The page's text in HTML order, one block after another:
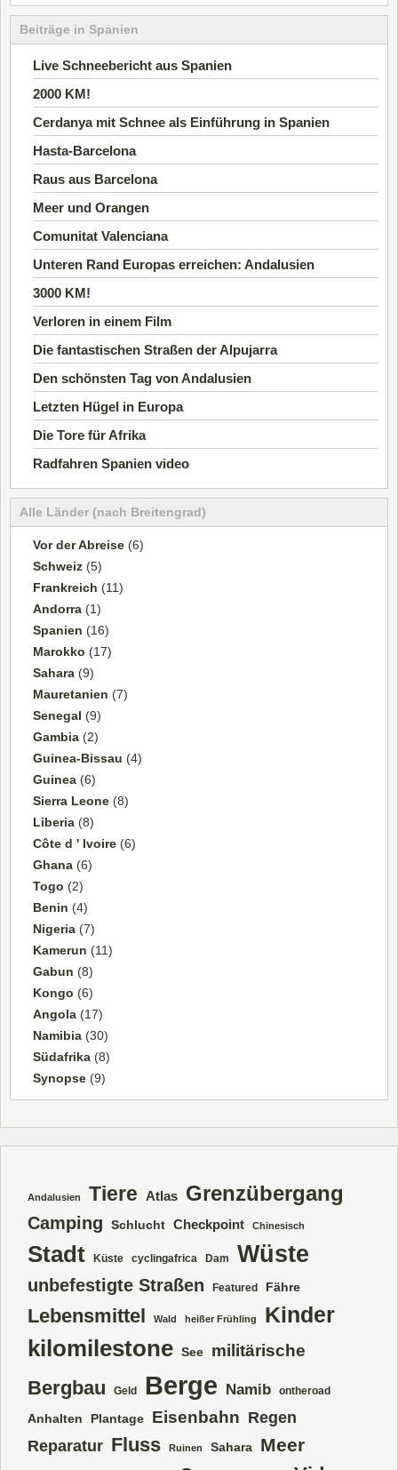
Beiträge in Spanien
Live Schneebericht aus Spanien
2000 KM!
Cerdanya mit Schnee als Einführung in Spanien
Hasta-Barcelona
Raus aus Barcelona
Meer und Orangen
Comunitat Valenciana
Unteren Rand Europas erreichen: Andalusien
3000 KM!
Verloren in einem Film
Die fantastischen Straßen der Alpujarra
Den schönsten Tag von Andalusien
Letzten Hügel in Europa
Die Tore für Afrika
Radfahren Spanien video
Alle Länder (nach Breitengrad)
Vor der Abreise (6)
Schweiz (5)
Frankreich (11)
Andorra (1)
Spanien (16)
Marokko (17)
Sahara (9)
Mauretanien (7)
Senegal (9)
Gambia (2)
Guinea-Bissau (4)
Guinea (6)
Sierra Leone (8)
Liberia (8)
Côte d ' Ivoire (6)
Ghana (6)
Togo (2)
Benin (4)
Nigeria (7)
Kamerun (11)
Gabun (8)
Kongo (6)
Angola (17)
Namibia (30)
Südafrika (8)
Synopse (9)
Andalusien Tiere Atlas Grenzübergang
Camping Schlucht Checkpoint Chinesisch
Stadt Küste cyclingafrica Dam Wüste
unbefestigte Straßen Featured Fähre
Lebensmittel Wald heißer Frühling Kinder
kilomilestone See militärische
Bergbau Geld Berge Namib ontheroad
Anhalten Plantage Eisenbahn Regen
Reparatur Fluss Ruinen Sahara Meer